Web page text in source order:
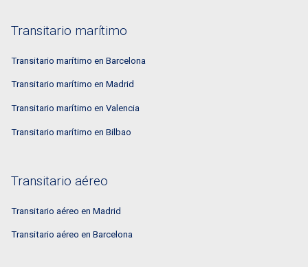
Transitario marítimo
Transitario marítimo en Barcelona
Transitario marítimo en Madrid
Transitario marítimo en Valencia
Transitario marítimo en Bilbao
Transitario aéreo
Transitario aéreo en Madrid
Transitario aéreo en Barcelona